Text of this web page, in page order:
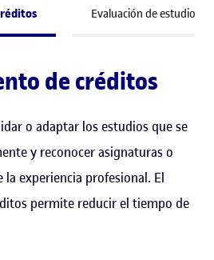
Evaluación de estudios
de créditos
o adaptar los estudios que se
y reconocer asignaturas o
la experiencia profesional. El
permite reducir el tiempo de